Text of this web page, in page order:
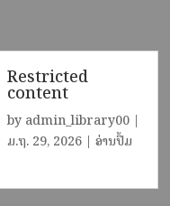
Restricted
content
by admin_library00 |
ມ.ຖ. 29, 2026 |ອ່ານປຶ້ມ